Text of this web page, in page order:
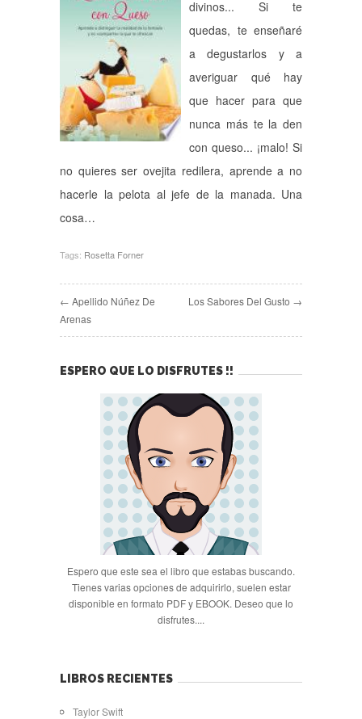
divinos... Si te
quedas, te enseñaré
a degustarlos y a
averiguar qué hay
que hacer para que
nunca más te la den
con queso... ¡malo! Si
no quieres ser ovejita redilera, aprende a no
hacerle la pelota al jefe de la manada. Una
cosa…
Tags: Rosetta Forner
← Apellido Núñez De
Arenas
Los Sabores Del Gusto →
ESPERO QUE LO DISFRUTES !!
Espero que este sea el libro que estabas buscando.
Tienes varias opciones de adquirirlo, suelen estar
disponible en formato PDF y EBOOK. Deseo que lo
disfrutes....
LIBROS RECIENTES
Taylor Swift